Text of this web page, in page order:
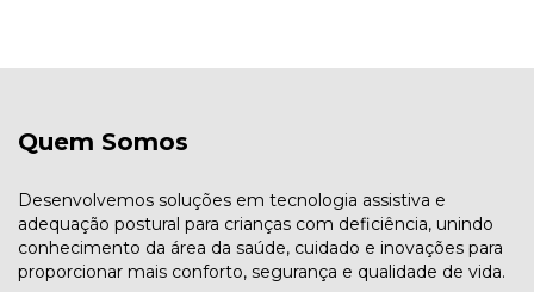
Quem Somos
Desenvolvemos soluções em tecnologia assistiva e
adequação postural para crianças com deficiência, unindo
conhecimento da área da saúde, cuidado e inovações para
proporcionar mais conforto, segurança e qualidade de vida.